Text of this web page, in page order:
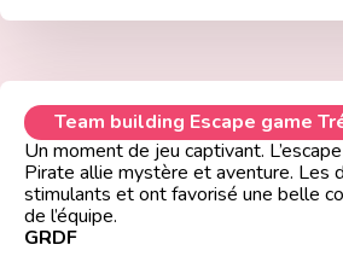
Team building Escape game
Un moment de jeu captivant.
Pirate allie mystère et aventure. Les
stimulants et ont favorisé une belle
de l’équipe.
GRDF